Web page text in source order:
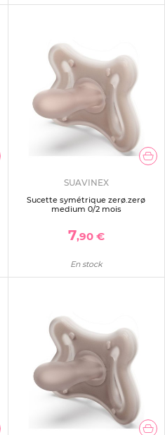
SUAVINEX
Sucette symétrique zerø.zerø
medium 0/2 mois
7,90 €
En stock